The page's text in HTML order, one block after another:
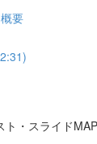
要
ト・スライド